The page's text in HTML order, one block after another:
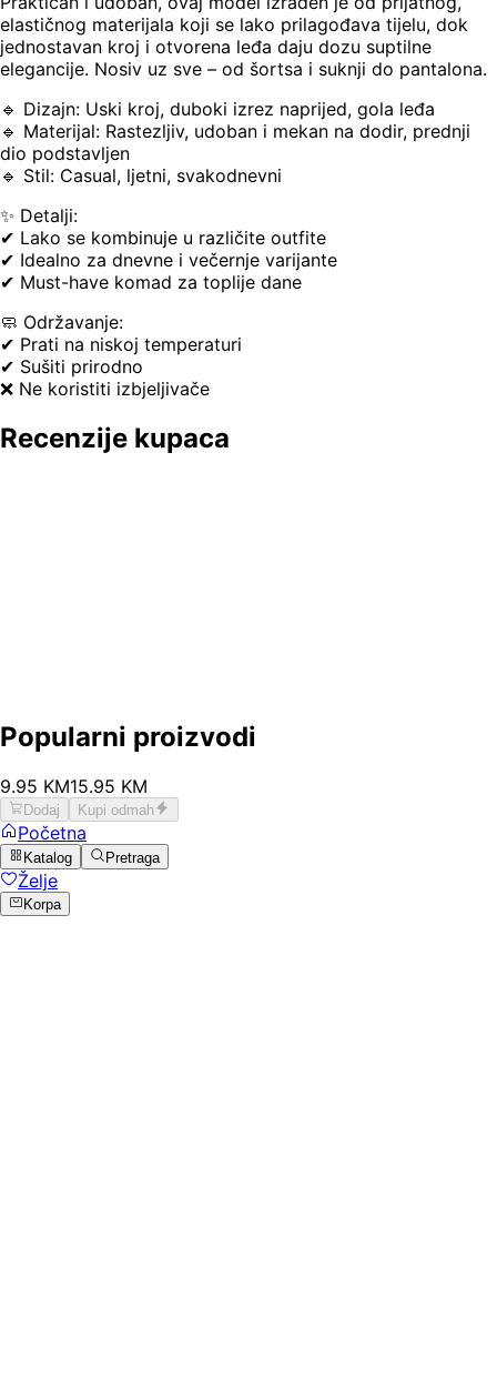
elastičnog materijala koji se lako prilagođava tijelu, dok
jednostavan kroj i otvorena leđa daju dozu suptilne
elegancije. Nosiv uz sve – od šortsa i suknji do pantalona.
🔹 Dizajn: Uski kroj, duboki izrez naprijed, gola leđa
🔹 Materijal: Rastezljiv, udoban i mekan na dodir, prednji
dio podstavljen
🔹 Stil: Casual, ljetni, svakodnevni
✨ Detalji:
✔ Lako se kombinuje u različite outfite
✔ Idealno za dnevne i večernje varijante
✔ Must-have komad za toplije dane
🧼 Održavanje:
✔ Prati na niskoj temperaturi
✔ Sušiti prirodno
❌ Ne koristiti izbjeljivače
Recenzije kupaca
Popularni proizvodi
9.95 KM15.95 KM
Dodaj Kupi odmah
Početna
Katalog Pretraga
Želje
Korpa